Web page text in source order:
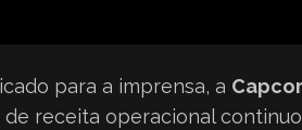
para a imprensa, a
receita operacional